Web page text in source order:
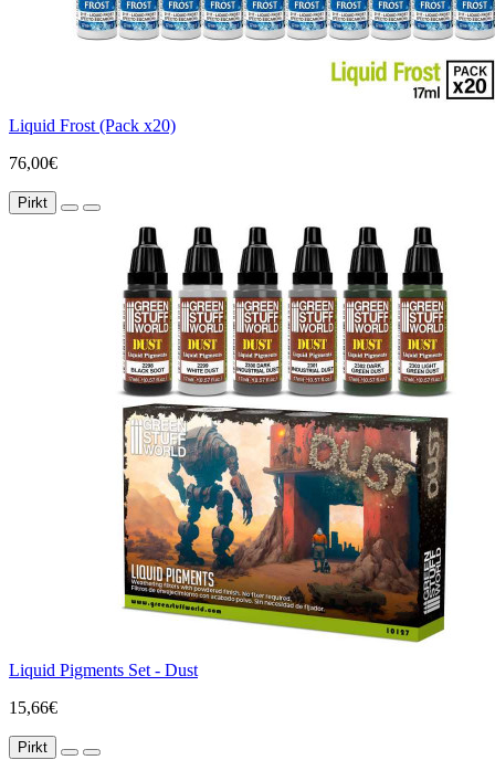
Liquid Frost (Pack x20)
76,00€
Pirkt
Liquid Pigments Set - Dust
15,66€
Pirkt